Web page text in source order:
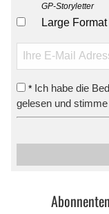
GP-Storyletter
Large
* Ich habe die
gelesen und